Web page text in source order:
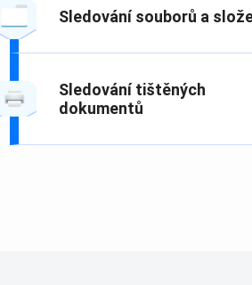
Sledování souborů a
Sledování tištěných
dokumentů